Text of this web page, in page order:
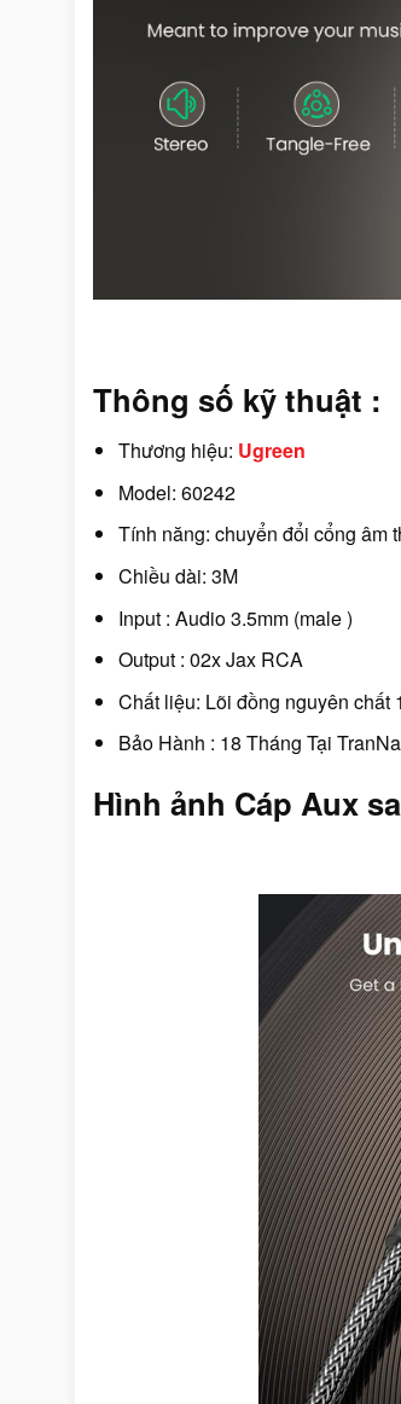
Thông số kỹ thuật :
Thương hiệu: Ugreen
Model: 60242
Tính năng: chuyển đổi cổng âm
Chiều dài: 3M
Input : Audio 3.5mm (male )
Output : 02x Jax RCA
Chất liệu: Lõi đồng nguyên chất
Bảo Hành : 18 Tháng Tại
Hình ảnh Cáp Aux